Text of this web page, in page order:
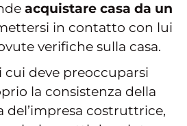
acquistare casa da un
in contatto con lui
verifiche sulla casa.
cui deve preoccuparsi
la consistenza della
del’impresa costruttrice,